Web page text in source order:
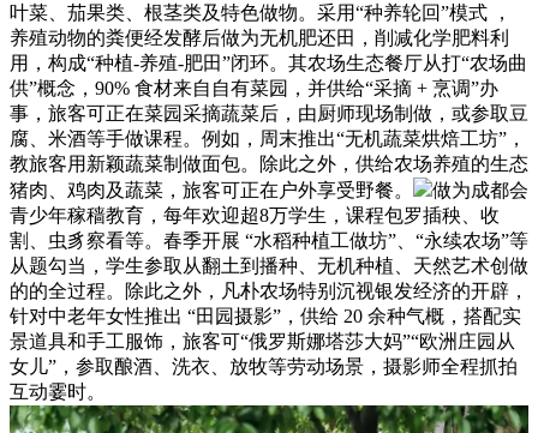
叶菜、茄果类、根茎类及特色做物。采用“种养轮回”模式 ，
养殖动物的粪便经发酵后做为无机肥还田，削减化学肥料利
用，构成“种植-养殖-肥田”闭环。其农场生态餐厅从打“农场曲
供”概念，90% 食材来自自有菜园，并供给“采摘 + 烹调”办
事，旅客可正在菜园采摘蔬菜后，由厨师现场制做，或参取豆
腐、米酒等手做课程。例如，周末推出“无机蔬菜烘焙工坊”，
教旅客用新颖蔬菜制做面包。除此之外，供给农场养殖的生态
猪肉、鸡肉及蔬菜，旅客可正在户外享受野餐。
做为成都会
青少年稼穑教育，每年欢迎超8万学生，课程包罗插秧、收
割、虫豸察看等。春季开展 “水稻种植工做坊”、“永续农场”等
从题勾当，学生参取从翻土到播种、无机种植、天然艺术创做
的的全过程。除此之外，凡朴农场特别沉视银发经济的开辟，
针对中老年女性推出 “田园摄影”，供给 20 余种气概，搭配实
景道具和手工服饰，旅客可“俄罗斯娜塔莎大妈”“欧洲庄园从
女儿”，参取酿酒、洗衣、放牧等劳动场景，摄影师全程抓拍
互动霎时。